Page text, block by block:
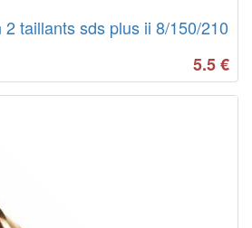
taillants sds plus ii 8/150/210
5.5€